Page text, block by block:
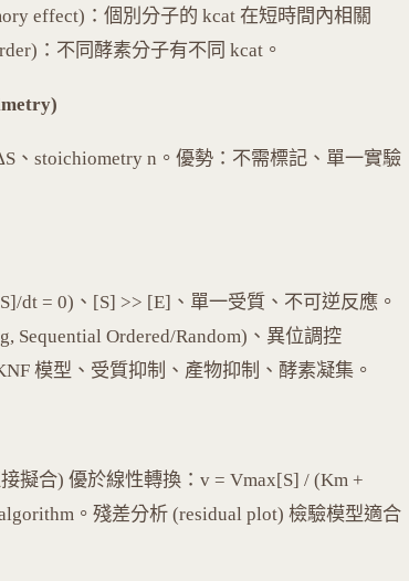
effect)：個別分子的 kcat 在短時間內相關
：不同酵素分子有不同 kcat。
、stoichiometry n。優勢：不需標記、單一實驗
dt = 0)、[S] >> [E]、單一受質、不可逆反應。
Sequential Ordered/Random)、異位調控
模型、受質抑制、產物抑制、酵素凝集。
擬合) 優於線性轉換：v = Vmax[S] / (Km +
。殘差分析 (residual plot) 檢驗模型適合